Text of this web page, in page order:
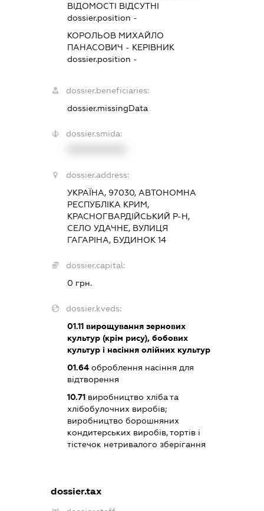
ВІДОМОСТІ ВІДСУТНІ
dossier.position -
КОРОЛЬОВ МИХАЙЛО
ПАНАСОВИЧ - КЕРІВНИК
dossier.position -
dossier.beneficiaries:
dossier.missingData
dossier.smida:
dossier.address:
УКРАЇНА, 97030, АВТОНОМНА
РЕСПУБЛІКА КРИМ,
КРАСНОГВАРДІЙСЬКИЙ Р-Н,
СЕЛО УДАЧНЕ, ВУЛИЦЯ
ГАГАРІНА, БУДИНОК 14
dossier.capital:
0 грн.
dossier.kveds:
01.11 вирощування зернових
культур (крім рису), бобових
культур і насіння олійних культур
01.64 оброблення насіння для
відтворення
10.71 виробництво хліба та
хлібобулочних виробів;
виробництво борошняних
кондитерських виробів, тортів і
тістечок нетривалого зберігання
dossier.tax